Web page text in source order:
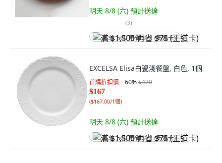
明天 8/8 (六) 預計送達
(3)
满 $1,500 再省 $75 (王道卡)
EXCELSA Elisa白瓷淺餐盤, 白色, 1個
首購折扣價 60%$420
$167
($167.00/1個)
明天 8/8 (六) 預計送達
满 $1,500 再省 $75 (王道卡)